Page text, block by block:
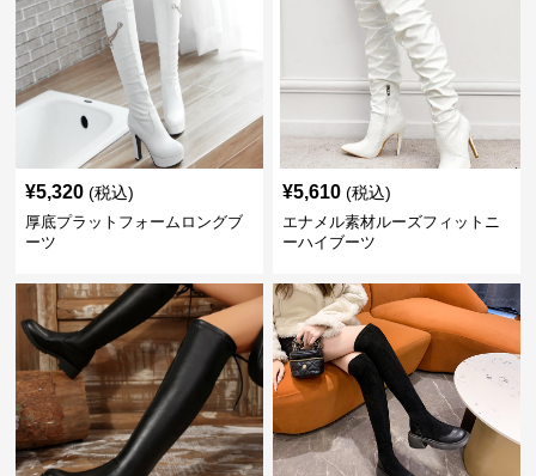
¥5,320 (税込)
厚底プラットフォームロングブ
ーツ
¥5,610 (税込)
エナメル素材ルーズフィットニ
ーハイブーツ